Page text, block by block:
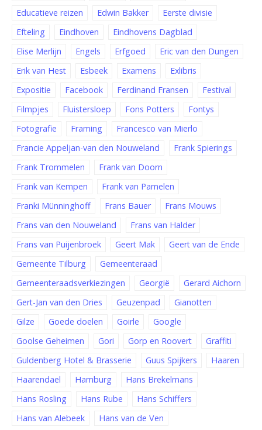
Educatieve reizen
Edwin Bakker
Eerste divisie
Efteling
Eindhoven
Eindhovens Dagblad
Elise Merlijn
Engels Erfgoed
Eric van den Dungen
Erik van Hest
Esbeek Examens
Exlibris
Expositie
Facebook Ferdinand Fransen
Festival
Filmpjes
Fluistersloep Fons Potters
Fontys
Fotografie
Framing
Francesco van Mierlo
Francie Appeljan-van den Nouweland
Frank Spierings
Frank Trommelen
Frank van Doorn
Frank van Kempen
Frank van Pamelen
Franki Münninghoff
Frans Bauer
Frans Mouws
Frans van den Nouweland
Frans van Halder
Frans van Puijenbroek
Geert Mak
Geert van de Ende
Gemeente Tilburg
Gemeenteraad
Gemeenteraadsverkiezingen
Georgië
Gerard Aichorn
Gert-Jan van den Dries
Geuzenpad
Gianotten
Gilze
Goede doelen Goirle
Google
Goolse Geheimen
Gori Gorp en Roovert
Graffiti
Guldenberg Hotel & Brasserie
Guus Spijkers
Haaren
Haarendael
Hamburg
Hans Brekelmans
Hans Rosling
Hans Rube
Hans Schiffers
Hans van Alebeek
Hans van de Ven